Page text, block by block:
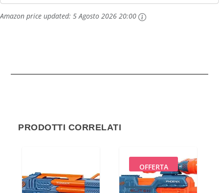
Amazon price updated: 5 Agosto 2026 20:00
PRODOTTI CORRELATI
OFFERTA